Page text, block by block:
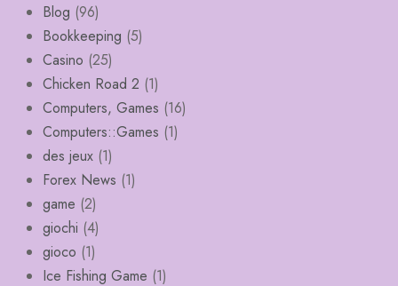
Blog (96)
Bookkeeping (5)
Casino (25)
Chicken Road 2 (1)
Computers, Games (16)
Computers::Games (1)
des jeux (1)
Forex News (1)
game (2)
giochi (4)
gioco (1)
Ice Fishing Game (1)